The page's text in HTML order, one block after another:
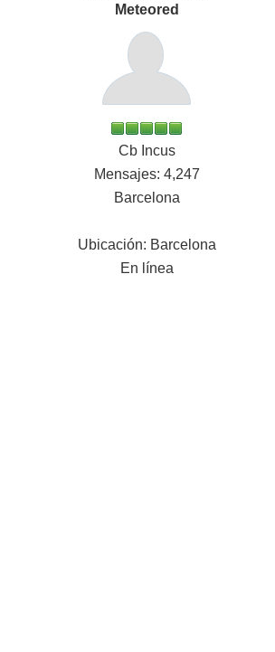
Meteored
Cb Incus
Mensajes: 4,247
Barcelona
Ubicación: Barcelona
En línea